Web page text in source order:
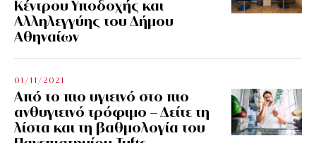
Κέντρου Υποδοχής και
Αλληλεγγύης του Δήμου
Αθηναίων
01/11/2021
Από το πιο υγιεινό στο πιο
ανθυγιεινό τρόφιμο – Δείτε τη
λίστα και τη βαθμολογία του